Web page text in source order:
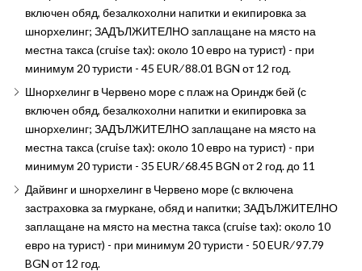
включен обяд, безалкохолни напитки и екипировка за
шнорхелинг; ЗАДЪЛЖИТЕЛНО заплащане на място на
местна такса (cruise tax): около 10 евро на турист) - при
минимум 20 туристи - 45 EUR ∕ 88.01 BGN от 12 год.
Шнорхелинг в Червено море с плаж на Ориндж бей (с
включен обяд, безалкохолни напитки и екипировка за
шнорхелинг; ЗАДЪЛЖИТЕЛНО заплащане на място на
местна такса (cruise tax): около 10 евро на турист) - при
минимум 20 туристи - 35 EUR ∕ 68.45 BGN от 2 год. до 11
Дайвинг и шнорхелинг в Червено море (с включена
застраховка за гмуркане, обяд и напитки; ЗАДЪЛЖИТЕЛНО
заплащане на място на местна такса (cruise tax): около 10
евро на турист) - при минимум 20 туристи - 50 EUR ∕ 97.79
BGN от 12 год.